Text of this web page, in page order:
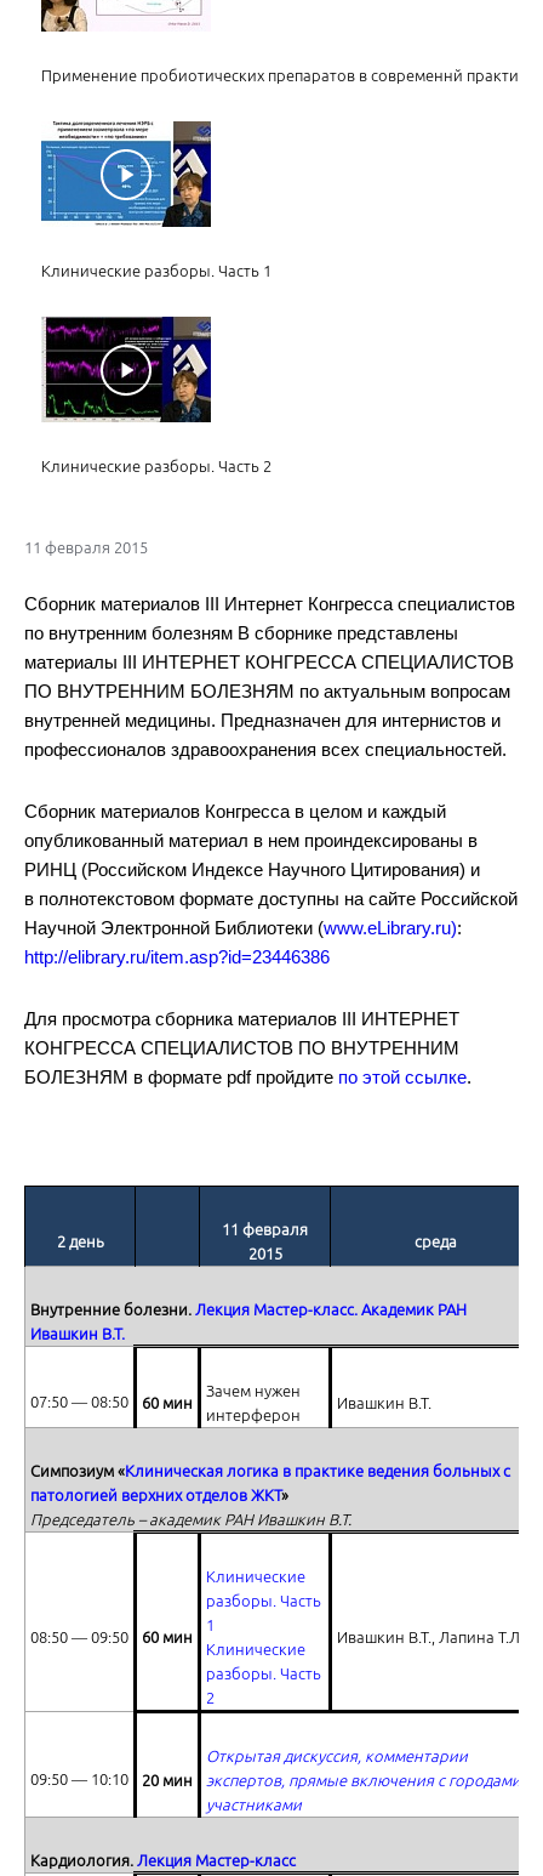
Применение пробиотических препаратов в современнй практике
Клинические разборы. Часть 1
Клинические разборы. Часть 2
Ответы на вопросы
Ответы на вопросы
Implications of Recent Guidelines to Lipid Management
The last revolution in lipids: from statins to monoclonal antibodies
11 февраля 2015
Сборник материалов III Интернет Конгресса специалистов
по внутренним болезням В сборнике представлены
материалы III ИНТЕРНЕТ КОНГРЕССА СПЕЦИАЛИСТОВ
ПО ВНУТРЕННИМ БОЛЕЗНЯМ по актуальным вопросам
внутренней медицины. Предназначен для интернистов и
профессионалов здравоохранения всех специальностей.
Сборник материалов Конгресса в целом и каждый
опубликованный материал в нем проиндексированы в
РИНЦ (Российском Индексе Научного Цитирования) и
в полнотекстовом формате доступны на сайте Российской
Научной Электронной Библиотеки (www.eLibrary.ru):
http://elibrary.ru/item.asp?id=23446386
Для просмотра сборника материалов III ИНТЕРНЕТ
КОНГРЕССА СПЕЦИАЛИСТОВ ПО ВНУТРЕННИМ
БОЛЕЗНЯМ в формате pdf пройдите по этой ссылке.
2 день
11 февраля
201 5
среда
Внутренние болезни. Лекция Мастер-класс. Академик РАН
Ивашкин В.Т.
07:50 ― 08:50 60 мин
Зачем нужен
интерферон
Ивашкин В.Т.
Симпозиум «Клиническая логика в практике ведения больных с
патологией верхних отделов ЖКТ»
Председатель – академик РАН Ивашкин В.Т.
08:50 ― 09:50 60 мин
Клинические
разборы. Часть
1
Клинические
разборы. Часть
2
Ивашкин В.Т., Лапина Т.Л.
09:50 ― 10:10 20 мин
Открытая дискуссия, комментарии
экспертов, прямые включения с городами-
участниками
Кардиология. Лекция Мастер-класс